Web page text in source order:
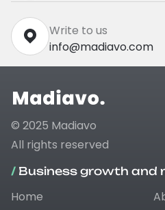
Write to us
info@madiavo.com
© 2025 Madiavo
All rights reserved
/ Business growth and
Home